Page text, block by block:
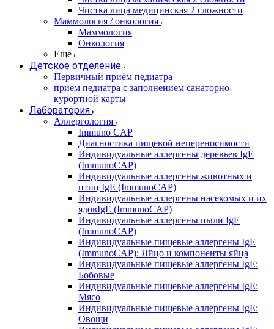
Чистка лица медицинская 2 сложности
Маммология / онкология
Маммология
Онкология
Еще
Детское отделение
Первичный приём педиатра
прием педиатра с заполнением санаторно-
курортной карты
Лаборатория
Аллергология
Immuno CAP
Диагностика пищевой непереносимости
Индивидуальные аллергены деревьев IgE
(ImmunoCAP)
Индивидуальные аллергены животных и
птиц IgE (ImmunoCAP)
Индивидуальные аллергены насекомых и их
ядовIgE (ImmunoCAP)
Индивидуальные аллергены пыли IgE
(ImmunoCAP)
Индивидуальные пищевые аллергены IgE
(ImmunoCAP): Яйцо и компоненты яйца
Индивидуальные пищевые аллергены IgE:
Бобовые
Индивидуальные пищевые аллергены IgE:
Мясо
Индивидуальные пищевые аллергены IgE:
Овощи